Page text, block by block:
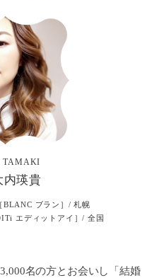
名の方とお会いし「結婚